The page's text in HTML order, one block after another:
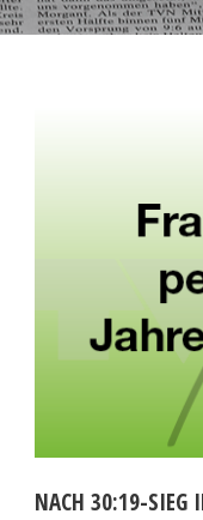
NACH 30:19-SIEG